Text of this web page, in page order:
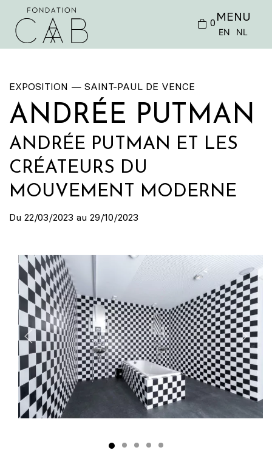
0 MENU
EN NL
EXPOSITION — SAINT-PAUL DE VENCE
ANDRÉE PUTMAN
ANDRÉE PUTMAN ET LES
CRÉATEURS DU
MOUVEMENT MODERNE
Du 22/03/2023 au 29/10/2023